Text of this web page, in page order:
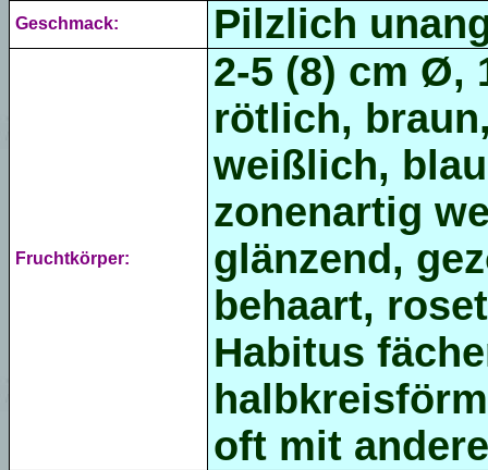
Geschmack: Pilzlich
Fruchtkörper:
2-5 (8) cm Ø,
rötlich,
weißlich,
zonenartig
glänzend,
behaart,
Habitus
oft mit